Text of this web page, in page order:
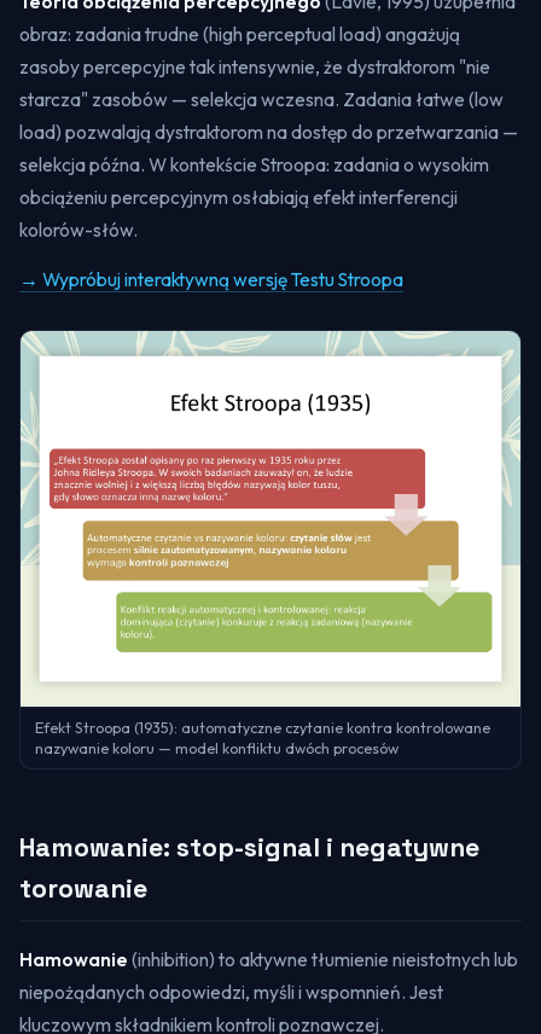
obraz: zadania trudne (high perceptual load) angażują
zasoby percepcyjne tak intensywnie, że dystraktorom "nie
starcza" zasobów — selekcja wczesna. Zadania łatwe (low
load) pozwalają dystraktorom na dostęp do przetwarzania —
selekcja późna. W kontekście Stroopa: zadania o wysokim
obciążeniu percepcyjnym osłabiają efekt interferencji
kolorów-słów.
→ Wypróbuj interaktywną wersję Testu Stroopa
Efekt Stroopa (1935): automatyczne czytanie kontra kontrolowane
nazywanie koloru — model konfliktu dwóch procesów
Hamowanie: stop-signal i negatywne
torowanie
Hamowanie (inhibition) to aktywne tłumienie nieistotnych lub
niepożądanych odpowiedzi, myśli i wspomnień. Jest
kluczowym składnikiem kontroli poznawczej.